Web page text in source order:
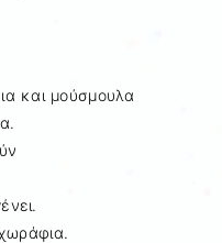
και μούσμουλα